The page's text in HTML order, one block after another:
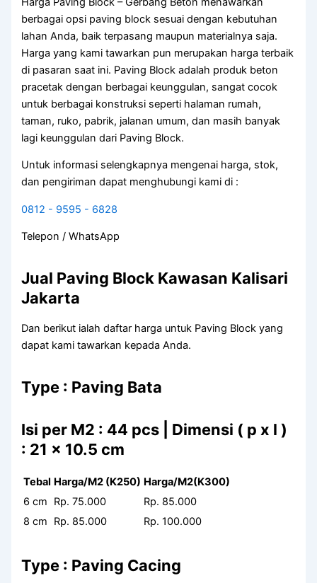
berbagai opsi paving block sesuai dengan kebutuhan
lahan Anda, baik terpasang maupun materialnya saja.
Harga yang kami tawarkan pun merupakan harga terbaik
di pasaran saat ini. Paving Block adalah produk beton
pracetak dengan berbagai keunggulan, sangat cocok
untuk berbagai konstruksi seperti halaman rumah,
taman, ruko, pabrik, jalanan umum, dan masih banyak
lagi keunggulan dari Paving Block.
Untuk informasi selengkapnya mengenai harga, stok,
dan pengiriman dapat menghubungi kami di :
0812 - 9595 - 6828
Telepon / WhatsApp
Jual Paving Block Kawasan Kalisari
Jakarta
Dan berikut ialah daftar harga untuk Paving Block yang
dapat kami tawarkan kepada Anda.
Type : Paving Bata
Isi per M2 : 44 pcs | Dimensi ( p x l )
: 21 x 10.5 cm
Tebal Harga/M2 (K250) Harga/M2(K300)
6 cm
Rp. 75.000
Rp. 85.000
8 cm
Rp. 85.000 Rp. 100.000
Type : Paving Cacing